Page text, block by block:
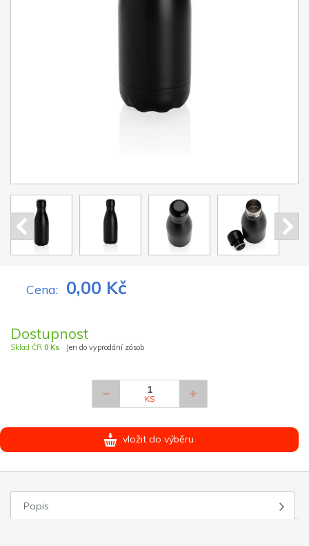
Cena: 0,00 Kč
Dostupnost
Sklad ČR 0 Ks Jen do vyprodání zásob
KS
vložit do výběru
Popis